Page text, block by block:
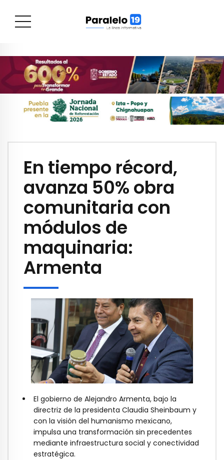
En tiempo récord,
avanza 50% obra
comunitaria con
módulos de
maquinaria:
Armenta
El gobierno de Alejandro Armenta, bajo la
directriz de la presidenta Claudia Sheinbaum y
con la visión del humanismo mexicano,
impulsa una transformación sin precedentes
mediante infraestructura social y conectividad
estratégica.